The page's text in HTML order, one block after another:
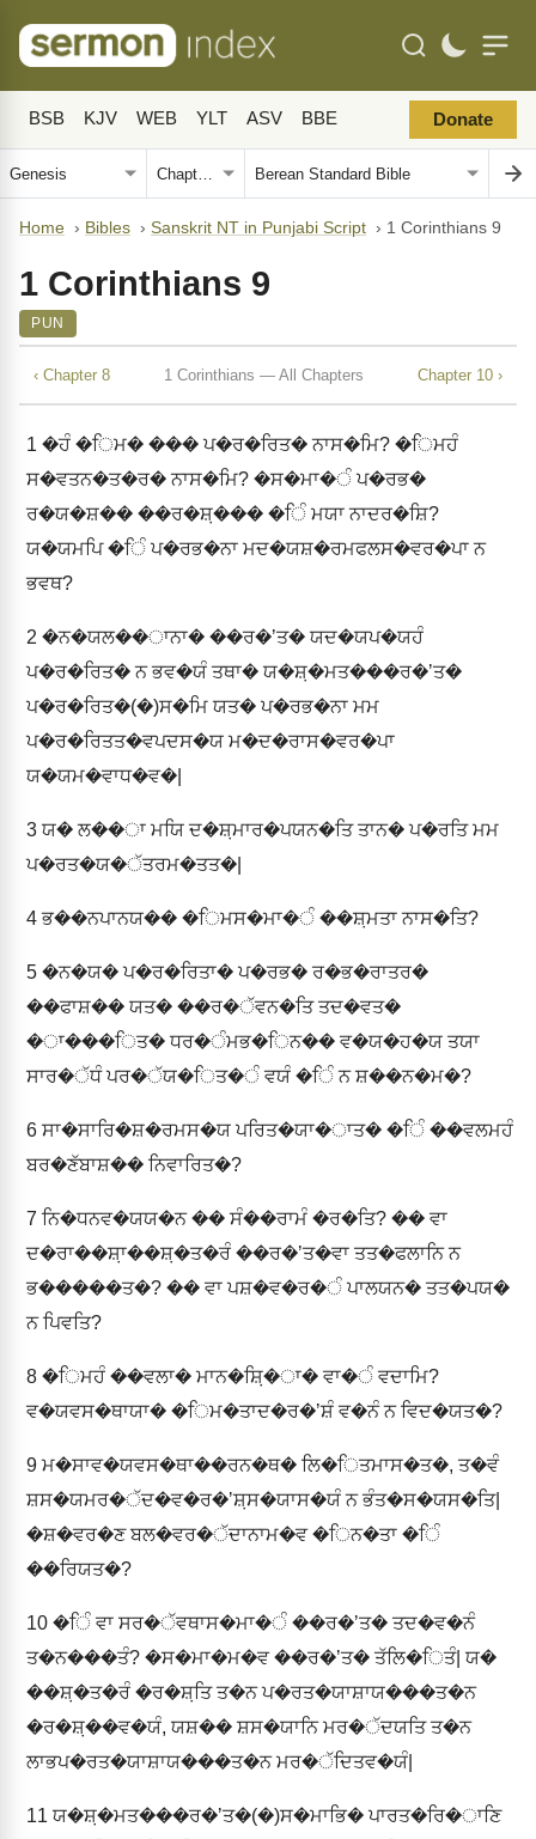
BSB KJV WEB YLT ASV BBE Donate
Home › Bibles › Sanskrit NT in Punjabi Script › 1 Corinthians 9
1 Corinthians 9
PUN
‹ Chapter 8 1 Corinthians — All Chapters Chapter 10 ›
1 �ਹੰ �ਿਮ� ��� ਪ�ਰ�ਰਿਤ� ਨਾਸ�ਮਿ? �ਿਮਹੰ
ਸ�ਵਤਨ�ਤ�ਰ� ਨਾਸ�ਮਿ? �ਸ�ਮਾ�ੰ ਪ�ਰਭ�
ਰ�ਯ�ਸ਼�� ��ਰ�ਸ਼਼��� �ਿੰ ਮਯਾ ਨਾਦਰ�ਸ਼ਿ?
ਯ�ਯਮਪਿ �ਿੰ ਪ�ਰਭ�ਨਾ ਮਦ�ਯਸ਼�ਰਮਫਲਸ�ਵਰ�ਪਾ ਨ
ਭਵਥ?
2 �ਨ�ਯਲ��ਾਨਾ� ��ਰ�ʼਤ� ਯਦ�ਯਪ�ਯਹੰ
ਪ�ਰ�ਰਿਤ� ਨ ਭਵ�ਯੰ ਤਥਾ� ਯ�ਸ਼਼�ਮਤ���ਰ�ʼਤ�
ਪ�ਰ�ਰਿਤ�(�)ਸ�ਮਿ ਯਤ� ਪ�ਰਭ�ਨਾ ਮਮ
ਪ�ਰ�ਰਿਤਤ�ਵਪਦਸ�ਯ ਮ�ਦ�ਰਾਸ�ਵਰ�ਪਾ
ਯ�ਯਮ�ਵਾਧ�ਵ�|
3 ਯ� ਲ��ਾ ਮਯਿ ਦ�ਸ਼਼ਮਾਰ�ਪਯਨ�ਤਿ ਤਾਨ� ਪ�ਰਤਿ ਮਮ
ਪ�ਰਤ�ਯ�ੱਤਰਮ�ਤਤ�|
4ਭ��ਨਪਾਨਯ�� �ਿਮਸ�ਮਾ�ੰ ��ਸ਼਼ਮਤਾ ਨਾਸ�ਤਿ?
5 �ਨ�ਯ� ਪ�ਰ�ਰਿਤਾ� ਪ�ਰਭ� ਰ�ਭ�ਰਾਤਰ�
��ਫਾਸ਼�� ਯਤ� ��ਰ�ੱਵਨ�ਤਿ ਤਦ�ਵਤ�
�ਾ���ਿਤ� ਧਰ�ੰਮਭ�ਿਨ�� ਵ�ਯ�ਹ�ਯ ਤਯਾ
ਸਾਰ�ੱਧੰ ਪਰ�ੱਯ�ਿਤ�ੰ ਵਯੰ �ਿੰ ਨ ਸ਼��ਨ�ਮ�?
6 ਸਾ�ਸਾਰਿ�ਸ਼�ਰਮਸ�ਯ ਪਰਿਤ�ਯਾ�ਾਤ� �ਿੰ ��ਵਲਮਹੰ
ਬਰ�ਣੱਬਾਸ਼�� ਨਿਵਾਰਿਤ�?
7 ਨਿ�ਧਨਵ�ਯਯ�ਨ �� ਸੰ��ਰਾਮੰ �ਰ�ਤਿ? �� ਵਾ
ਦ�ਰਾ��ਸ਼਼ਾ��ਸ਼਼�ਤ�ਰੰ ��ਰ�ʼਤ�ਵਾ ਤਤ�ਫਲਾਨਿ ਨ
ਭ�����ਤ�? �� ਵਾ ਪਸ਼�ਵ�ਰ�ੰ ਪਾਲਯਨ� ਤਤ�ਪਯ�
ਨ ਪਿਵਤਿ?
8 �ਿਮਹੰ ��ਵਲਾ� ਮਾਨ�ਸ਼਼ਿ�ਾ� ਵਾ�ੰ ਵਦਾਮਿ?
ਵ�ਯਵਸ�ਥਾਯਾ� �ਿਮ�ਤਾਦ�ਰ�ʼਸ਼ੰ ਵ�ਨੰ ਨ ਵਿਦ�ਯਤ�?
9 ਮ�ਸਾਵ�ਯਵਸ�ਥਾ��ਰਨ�ਥ� ਲਿ�ਿਤਮਾਸ�ਤ�, ਤ�ਵੰ
ਸ਼ਸ�ਯਮਰ�ੱਦ�ਵ�ਰ�ʼਸ਼਼ਸ�ਯਾਸ�ਯੰ ਨ ਭੰਤ�ਸ�ਯਸ�ਤਿ|
�ਸ਼�ਵਰ�ਣ ਬਲ�ਵਰ�ੱਦਾਨਾਮ�ਵ �ਿਨ�ਤਾ �ਿੰ
��ਰਿਯਤ�?
10 �ਿੰ ਵਾ ਸਰ�ੱਵਥਾਸ�ਮਾ�ੰ ��ਰ�ʼਤ� ਤਦ�ਵ�ਨੰ
ਤ�ਨ���ਤੰ? �ਸ�ਮਾ�ਮ�ਵ ��ਰ�ʼਤ� ਤੱਲਿ�ਿਤੰ| ਯ�
��ਸ਼਼�ਤ�ਰੰ �ਰ�ਸ਼਼ਤਿ ਤ�ਨ ਪ�ਰਤ�ਯਾਸ਼ਾਯ���ਤ�ਨ
�ਰ�ਸ਼਼��ਵ�ਯੰ, ਯਸ਼�� ਸ਼ਸ�ਯਾਨਿ ਮਰ�ੱਦਯਤਿ ਤ�ਨ
ਲਾਭਪ�ਰਤ�ਯਾਸ਼ਾਯ���ਤ�ਨ ਮਰ�ੱਦਿਤਵ�ਯੰ|
11 ਯ�ਸ਼਼�ਮਤ���ਰ�ʼਤ�(�)ਸ�ਮਾਭਿ� ਪਾਰਤ�ਰਿ�ਾਣਿ